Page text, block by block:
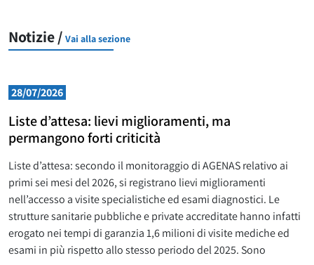
Notizie / Vai alla sezione
28/07/2026
Liste d’attesa: lievi miglioramenti, ma
permangono forti criticità
Liste d’attesa: secondo il monitoraggio di AGENAS relativo ai
primi sei mesi del 2026, si registrano lievi miglioramenti
nell’accesso a visite specialistiche ed esami diagnostici. Le
strutture sanitarie pubbliche e private accreditate hanno infatti
erogato nei tempi di garanzia 1,6 milioni di visite mediche ed
esami in più rispetto allo stesso periodo del 2025. Sono